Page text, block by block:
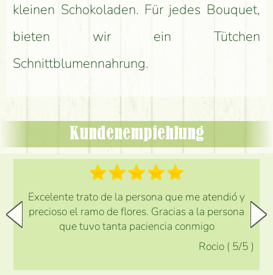
kleinen Schokoladen. Für jedes Bouquet,
bieten wir ein Tütchen
Schnittblumennahrung.
Kundenempfehlung
Excelente trato de la persona que me atendió y
precioso el ramo de flores. Gracias a la persona
que tuvo tanta paciencia conmigo
Rocio ( 5/5 )